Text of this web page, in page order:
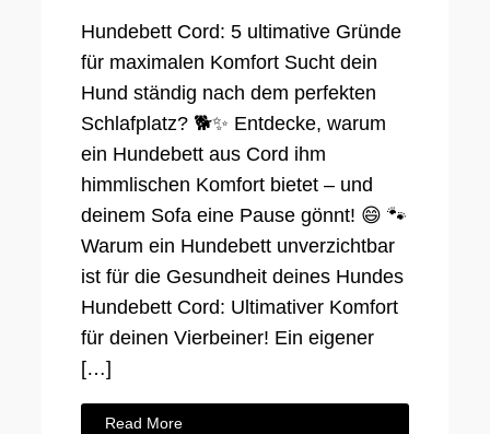
Hundebett Cord: 5 ultimative Gründe
für maximalen Komfort Sucht dein
Hund ständig nach dem perfekten
Schlafplatz? 🐕✨ Entdecke, warum
ein Hundebett aus Cord ihm
himmlischen Komfort bietet – und
deinem Sofa eine Pause gönnt! 😄 🐾
Warum ein Hundebett unverzichtbar
ist für die Gesundheit deines Hundes
Hundebett Cord: Ultimativer Komfort
für deinen Vierbeiner! Ein eigener
[…]
Read More